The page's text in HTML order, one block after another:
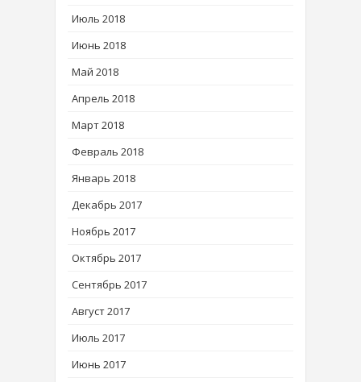
Июль 2018
Июнь 2018
Май 2018
Апрель 2018
Март 2018
Февраль 2018
Январь 2018
Декабрь 2017
Ноябрь 2017
Октябрь 2017
Сентябрь 2017
Август 2017
Июль 2017
Июнь 2017